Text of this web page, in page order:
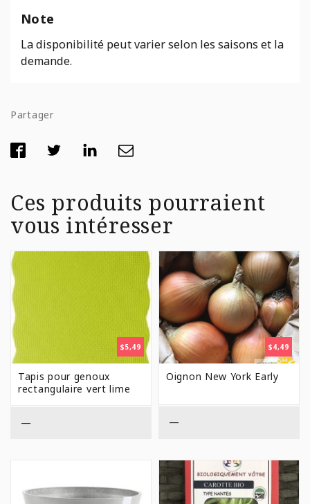
Note
La disponibilité peut varier selon les saisons et la
demande.
Partager
Ces produits pourraient
vous intéresser
$5,49
Tapis pour genoux
rectangulaire vert lime
—
$4,49
Oignon New York Early
—